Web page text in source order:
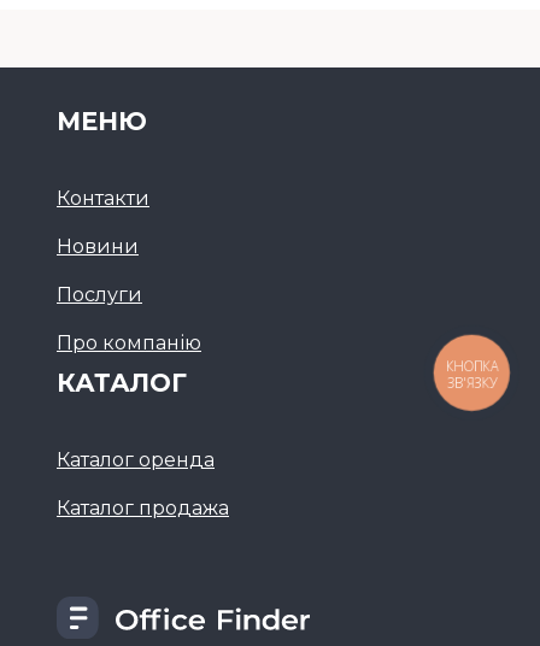
МЕНЮ
Контакти
Новини
Послуги
Про компанію
КАТАЛОГ
Каталог оренда
Каталог продажа
КНОПКА
ЗВ'ЯЗКУ